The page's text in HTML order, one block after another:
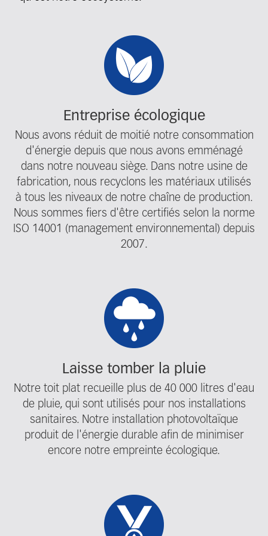
Entreprise écologique
Nous avons réduit de moitié notre consommation
d'énergie depuis que nous avons emménagé
dans notre nouveau siège. Dans notre usine de
fabrication, nous recyclons les matériaux utilisés
à tous les niveaux de notre chaîne de production.
Nous sommes fiers d'être certifiés selon la norme
ISO 14001 (management environnemental) depuis
2007.
Laisse tomber la pluie
Notre toit plat recueille plus de 40 000 litres d'eau
de pluie, qui sont utilisés pour nos installations
sanitaires. Notre installation photovoltaïque
produit de l'énergie durable afin de minimiser
encore notre empreinte écologique.